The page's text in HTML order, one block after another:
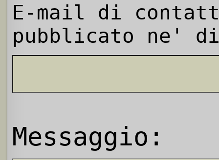
E-mail di
pubblicato ne'
Messaggio: